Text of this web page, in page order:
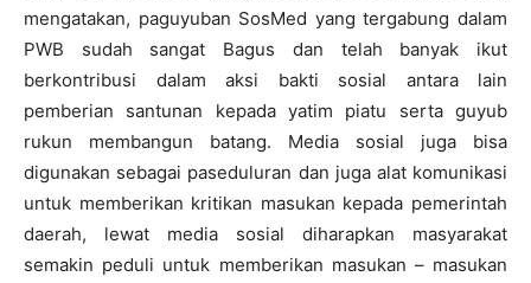
mengatakan, paguyuban SosMed yang tergabung dalam
PWB sudah sangat Bagus dan telah banyak ikut
berkontribusi dalam aksi bakti sosial antara lain
pemberian santunan kepada yatim piatu serta guyub
rukun membangun batang. Media sosial juga bisa
digunakan sebagai paseduluran dan juga alat komunikasi
untuk memberikan kritikan masukan kepada pemerintah
daerah, lewat media sosial diharapkan masyarakat
semakin peduli untuk memberikan masukan – masukan